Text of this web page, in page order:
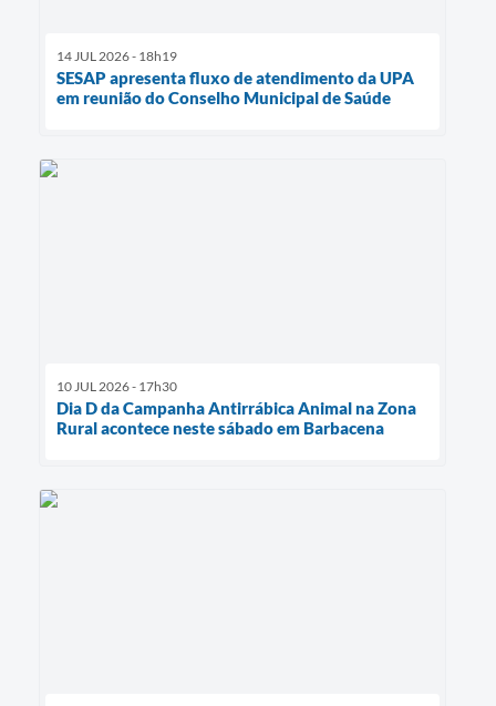
14 JUL 2026 - 18h19
SESAP apresenta fluxo de atendimento da UPA
em reunião do Conselho Municipal de Saúde
10 JUL 2026 - 17h30
Dia D da Campanha Antirrábica Animal na Zona
Rural acontece neste sábado em Barbacena